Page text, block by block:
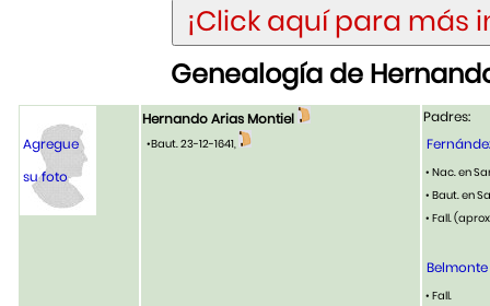
Genealogía de
Agregue
su foto
Hernando Arias Montiel
•Baut. 23-12-1641,
Padres:
• Nac. en
• Baut. en
• Fall.
• Fall.